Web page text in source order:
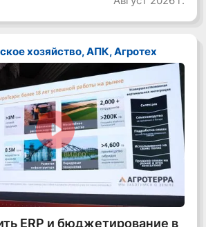
уверенный курс
среде»
хозяйство, АПК, Агротех
Смотреть видео
ERP и бюджетирование в